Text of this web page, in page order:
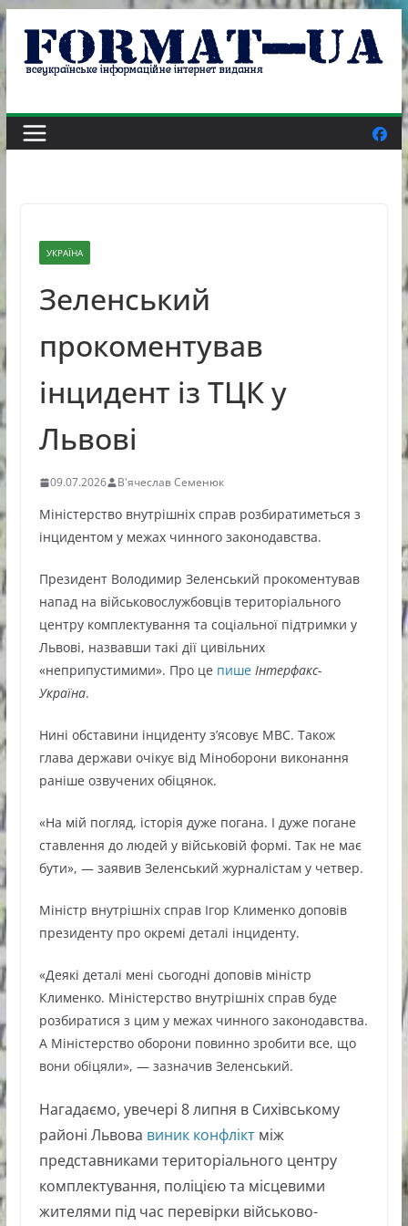
Skip
content
УКРАЇНА
Зеленський
прокоментував
інцидент із ТЦК у
Львові
09.07.2026 В'ячеслав Семенюк
Міністерство внутрішніх справ розбиратиметься з
інцидентом у межах чинного законодавства.
Президент Володимир Зеленський прокоментував
напад на військовослужбовців територіального
центру комплектування та соціальної підтримки у
Львові, назвавши такі дії цивільних
«неприпустимими». Про це пише Інтерфакс-
Україна.
Нині обставини інциденту з’ясовує МВС. Також
глава держави очікує від Міноборони виконання
раніше озвучених обіцянок.
«На мій погляд, історія дуже погана. І дуже погане
ставлення до людей у військовій формі. Так не має
бути», — заявив Зеленський журналістам у четвер.
Міністр внутрішніх справ Ігор Клименко доповів
президенту про окремі деталі інциденту.
«Деякі деталі мені сьогодні доповів міністр
Клименко. Міністерство внутрішніх справ буде
розбиратися з цим у межах чинного законодавства.
А Міністерство оборони повинно зробити все, що
вони обіцяли», — зазначив Зеленський.
Нагадаємо, увечері 8 липня в Сихівському
районі Львова виник конфліктміж
представниками територіального центру
комплектування, поліцією та місцевими
жителями під час перевірки військово-